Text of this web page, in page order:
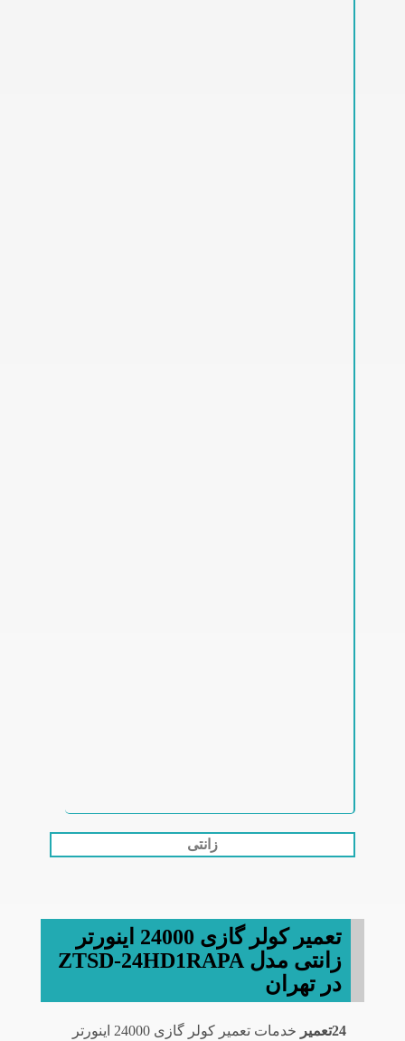
زانتی
تعمیر کولر گازی 24000 اینورتر
زانتی مدل ZTSD-24HD1RAPA
در تهران
24تعمیر خدمات تعمیر کولر گازی 24000 اینورتر